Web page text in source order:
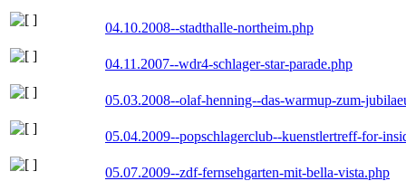
04.10.2008--stadthalle-northeim.php
04.11.2007--wdr4-schlager-star-parade.php
05.03.2008--olaf-henning--das-warmup-zum-
05.04.2009--popschlagerclub--kuenstlertreff-for-
05.07.2009--zdf-fernsehgarten-mit-bella-vista.php